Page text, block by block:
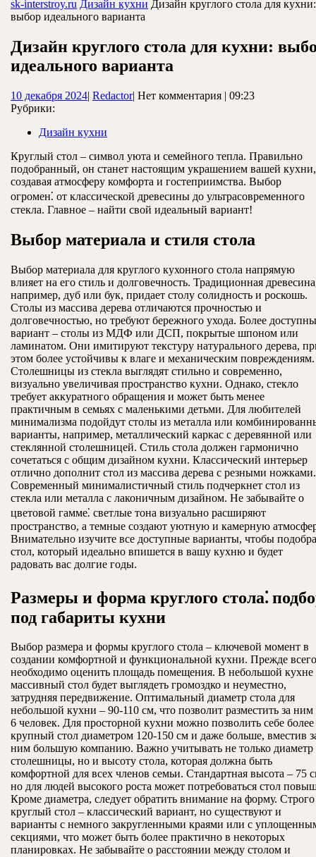
sk-interstroy.ru Дизайн кухни Дизайн круглого стола для кухни:
выбор идеального варианта
Дизайн круглого стола для кухни:
идеального варианта
10 декабря 202410
| RedactorRedactor
| Нет комментария | 09:23
Рубрики:
Дизайн кухни
Круглый стол – символ уюта и семейного тепла. Правильно
подобранный, он станет настоящим украшением вашей кухни,
создавая атмосферу комфорта и гостеприимства. Выбор
огромен⁚ от классической древесины до ультрасовременного
стекла. Главное – найти свой идеальный вариант!
Выбор материала и стиля стола
Выбор материала для круглого кухонного стола напрямую
влияет на его стиль и долговечность. Традиционная
например, дуб или бук, придает столу солидность и роскошь.
Столы из массива дерева отличаются прочностью и
долговечностью, но требуют бережного ухода. Более
вариант – столы из МДФ или ДСП, покрытые шпоном или
ламинатом. Они имитируют текстуру натурального дерева,
этом более устойчивы к влаге и механическим повреждениям.
Столешницы из стекла выглядят стильно и современно,
визуально увеличивая пространство кухни. Однако, стекло
требует аккуратного обращения и может быть менее
практичным в семьях с маленькими детьми. Для любителей
минимализма подойдут столы из металла или
варианты, например, металлический каркас с деревянной или
стеклянной столешницей. Стиль стола должен гармонично
сочетаться с общим дизайном кухни. Классический интерьер
отлично дополнит стол из массива дерева с резными ножками.
Современный минималистичный стиль подчеркнет стол из
стекла или металла с лаконичным дизайном. Не забывайте о
цветовой гамме⁚ светлые тона визуально расширяют
пространство, а темные создают уютную и камерную
Внимательно изучите все доступные варианты, чтобы
стол, который идеально впишется в вашу кухню и будет
радовать вас долгие годы.
Размеры и форма круглого стола⁚
под габариты кухни
Выбор размера и формы круглого стола – ключевой момент в
создании комфортной и функциональной кухни. Прежде
необходимо оценить площадь помещения. В небольшой кухне
массивный стол будет выглядеть громоздко и неуместно,
затрудняя передвижение. Оптимальный диаметр стола для
небольшой кухни – 90-110 см, что позволит разместить за ним
6 человек. Для просторной кухни можно позволить себе более
крупный стол диаметром 120-150 см и даже больше, вместив
ним большую компанию. Важно учитывать не только диаметр
столешницы, но и высоту стола, которая должна быть
комфортной для всех членов семьи. Стандартная высота – 75
но для людей высокого роста может потребоваться стол
Кроме диаметра, следует обратить внимание на форму. Строго
круглый стол – классический вариант, но существуют и
варианты с немного закругленными краями или с
секциями, что может быть более практично в некоторых
планировках. Не забывайте о расстоянии между столом и